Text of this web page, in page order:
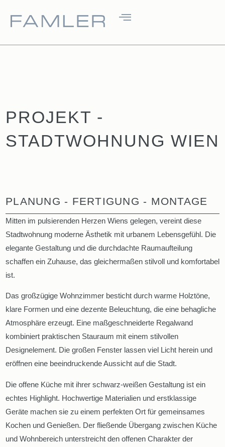
PROJEKT -
STADTWOHNUNG WIEN
PLANUNG - FERTIGUNG - MONTAGE
Mitten im pulsierenden Herzen Wiens gelegen, vereint diese
Stadtwohnung moderne Ästhetik mit urbanem Lebensgefühl. Die
elegante Gestaltung und die durchdachte Raumaufteilung
schaffen ein Zuhause, das gleichermaßen stilvoll und komfortabel
ist.
Das großzügige Wohnzimmer besticht durch warme Holztöne,
klare Formen und eine dezente Beleuchtung, die eine behagliche
Atmosphäre erzeugt. Eine maßgeschneiderte Regalwand
kombiniert praktischen Stauraum mit einem stilvollen
Designelement. Die großen Fenster lassen viel Licht herein und
eröffnen eine beeindruckende Aussicht auf die Stadt.
Die offene Küche mit ihrer schwarz-weißen Gestaltung ist ein
echtes Highlight. Hochwertige Materialien und erstklassige
Geräte machen sie zu einem perfekten Ort für gemeinsames
Kochen und Genießen. Der fließende Übergang zwischen Küche
und Wohnbereich unterstreicht den offenen Charakter der